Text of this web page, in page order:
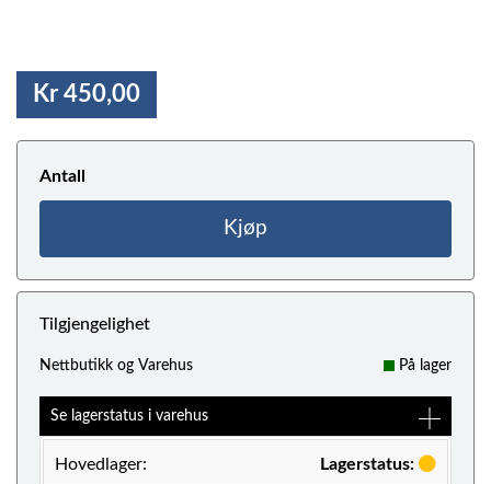
Kr 450,00
Antall
Kjøp
Tilgjengelighet
Nettbutikk og Varehus På lager
Se lagerstatus i varehus
Hovedlager: Lagerstatus: